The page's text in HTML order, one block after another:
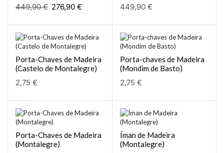
449,90€ 276,90 € 449,90 €
Porta-Chaves de Madeira
(Castelo de Montalegre)
2,75 €
Porta-chaves de Madeira
(Mondim de Basto)
2,75 €
Porta-Chaves de Madeira
(Montalegre)
Íman de Madeira
(Montalegre)